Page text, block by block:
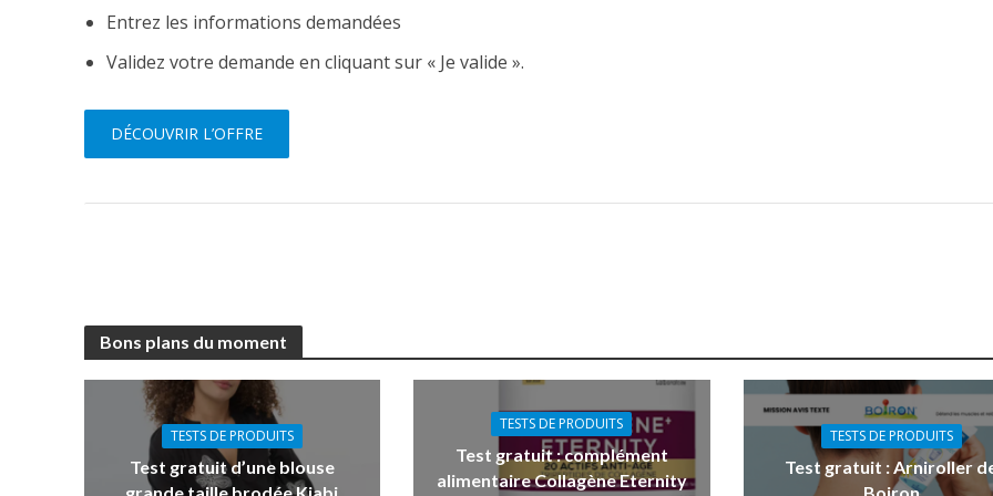
Entrez les informations demandées
Validez votre demande en cliquant sur « Je valide ».
DÉCOUVRIR L’OFFRE
Bons plans du moment
TESTS DE PRODUITS
Test gratuit d’une blouse
TESTS DE PRODUITS
Test gratuit : complément
alimentaire Collagène Eternity
TESTS DE PRODUITS
Test gratuit : Arniroller